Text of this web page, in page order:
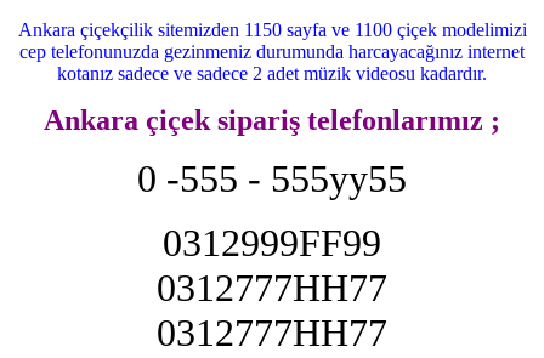
Ankara çiçekçilik sitemizden 1150 sayfa ve 1100 çiçek modelimizi
cep telefonunuzda gezinmeniz durumunda harcayacağınız internet
kotanız sadece ve sadece 2 adet müzik videosu kadardır.
Ankara çiçek sipariş telefonlarımız ;
0 -555 - 555yy55
0312999FF99
0312777HH77
0312777HH77